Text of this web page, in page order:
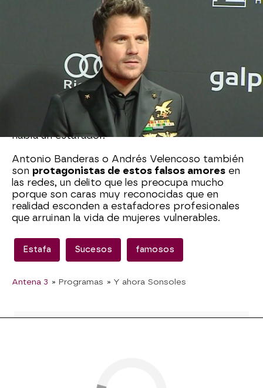
El engaño comienza conuna petición de
en redes, algo que le ocurrió a María que
pensaba que estaba hablando con uno de sus
cantantes favoritos. El engaño le costó 80.000
euros y, como ella, decenas de mujeres han caído
en el engaño.
Otro artista español suplantado ha sido David
Bustamante que, mensaje tras mensaje,
engatusaba a una mujer a la quellamaba 'fan
. Sin embargo, detrás de esos textos
había un estafador.
Antonio Banderas o Andrés Velencoso también
son protagonistas de estos falsos amores en
las redes, un delito que les preocupa mucho
porque son caras muy reconocidas que en
realidad esconden a estafadores profesionales
que arruinan la vida de mujeres vulnerables.
Estafa Sucesos famosos
Antena 3 » Programas » Y ahora Sonsoles